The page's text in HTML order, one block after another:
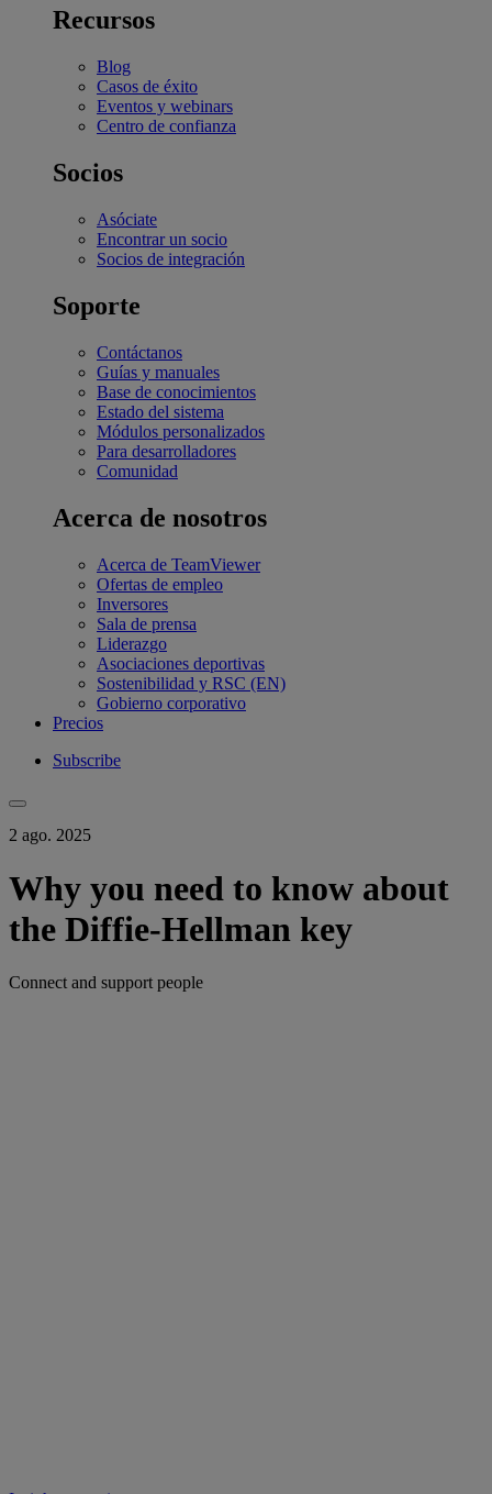
Recursos
Blog
Casos de éxito
Eventos y webinars
Centro de confianza
Socios
Asóciate
Encontrar un socio
Socios de integración
Soporte
Contáctanos
Guías y manuales
Base de conocimientos
Estado del sistema
Módulos personalizados
Para desarrolladores
Comunidad
Acerca de nosotros
Acerca de TeamViewer
Ofertas de empleo
Inversores
Sala de prensa
Liderazgo
Asociaciones deportivas
Sostenibilidad y RSC (EN)
Gobierno corporativo
Precios
Subscribe
2 ago. 2025
Why you need to know about
the Diffie-Hellman key
Connect and support people